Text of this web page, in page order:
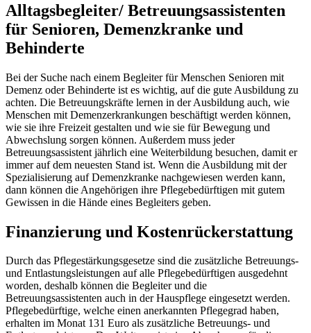
Alltagsbegleiter/ Betreuungsassistenten
für Senioren, Demenzkranke und
Behinderte
Bei der Suche nach einem Begleiter für Menschen Senioren mit
Demenz oder Behinderte ist es wichtig, auf die gute Ausbildung zu
achten. Die Betreuungskräfte lernen in der Ausbildung auch, wie
Menschen mit Demenzerkrankungen beschäftigt werden können,
wie sie ihre Freizeit gestalten und wie sie für Bewegung und
Abwechslung sorgen können. Außerdem muss jeder
Betreuungsassistent jährlich eine Weiterbildung besuchen, damit er
immer auf dem neuesten Stand ist. Wenn die Ausbildung mit der
Spezialisierung auf Demenzkranke nachgewiesen werden kann,
dann können die Angehörigen ihre Pflegebedürftigen mit gutem
Gewissen in die Hände eines Begleiters geben.
Finanzierung und Kostenrückerstattung
Durch das Pflegestärkungsgesetze sind die zusätzliche Betreuungs-
und Entlastungsleistungen auf alle Pflegebedürftigen ausgedehnt
worden, deshalb können die Begleiter und die
Betreuungsassistenten auch in der Hauspflege eingesetzt werden.
Pflegebedürftige, welche einen anerkannten Pflegegrad haben,
erhalten im Monat 131 Euro als zusätzliche Betreuungs- und